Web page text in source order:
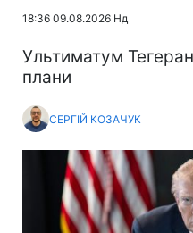
18:36 09.08.2026 Нд
Ультиматум
плани
СЕРГІЙ КОЗАЧУК